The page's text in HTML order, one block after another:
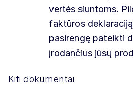
vertės siuntoms.
faktūros
pasirengę pateikti
įrodančius jūsų
Kiti dokumentai